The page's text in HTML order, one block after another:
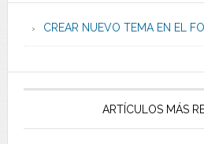
CREAR NUEVO TEMA EN EL
ARTÍCULOS MÁS